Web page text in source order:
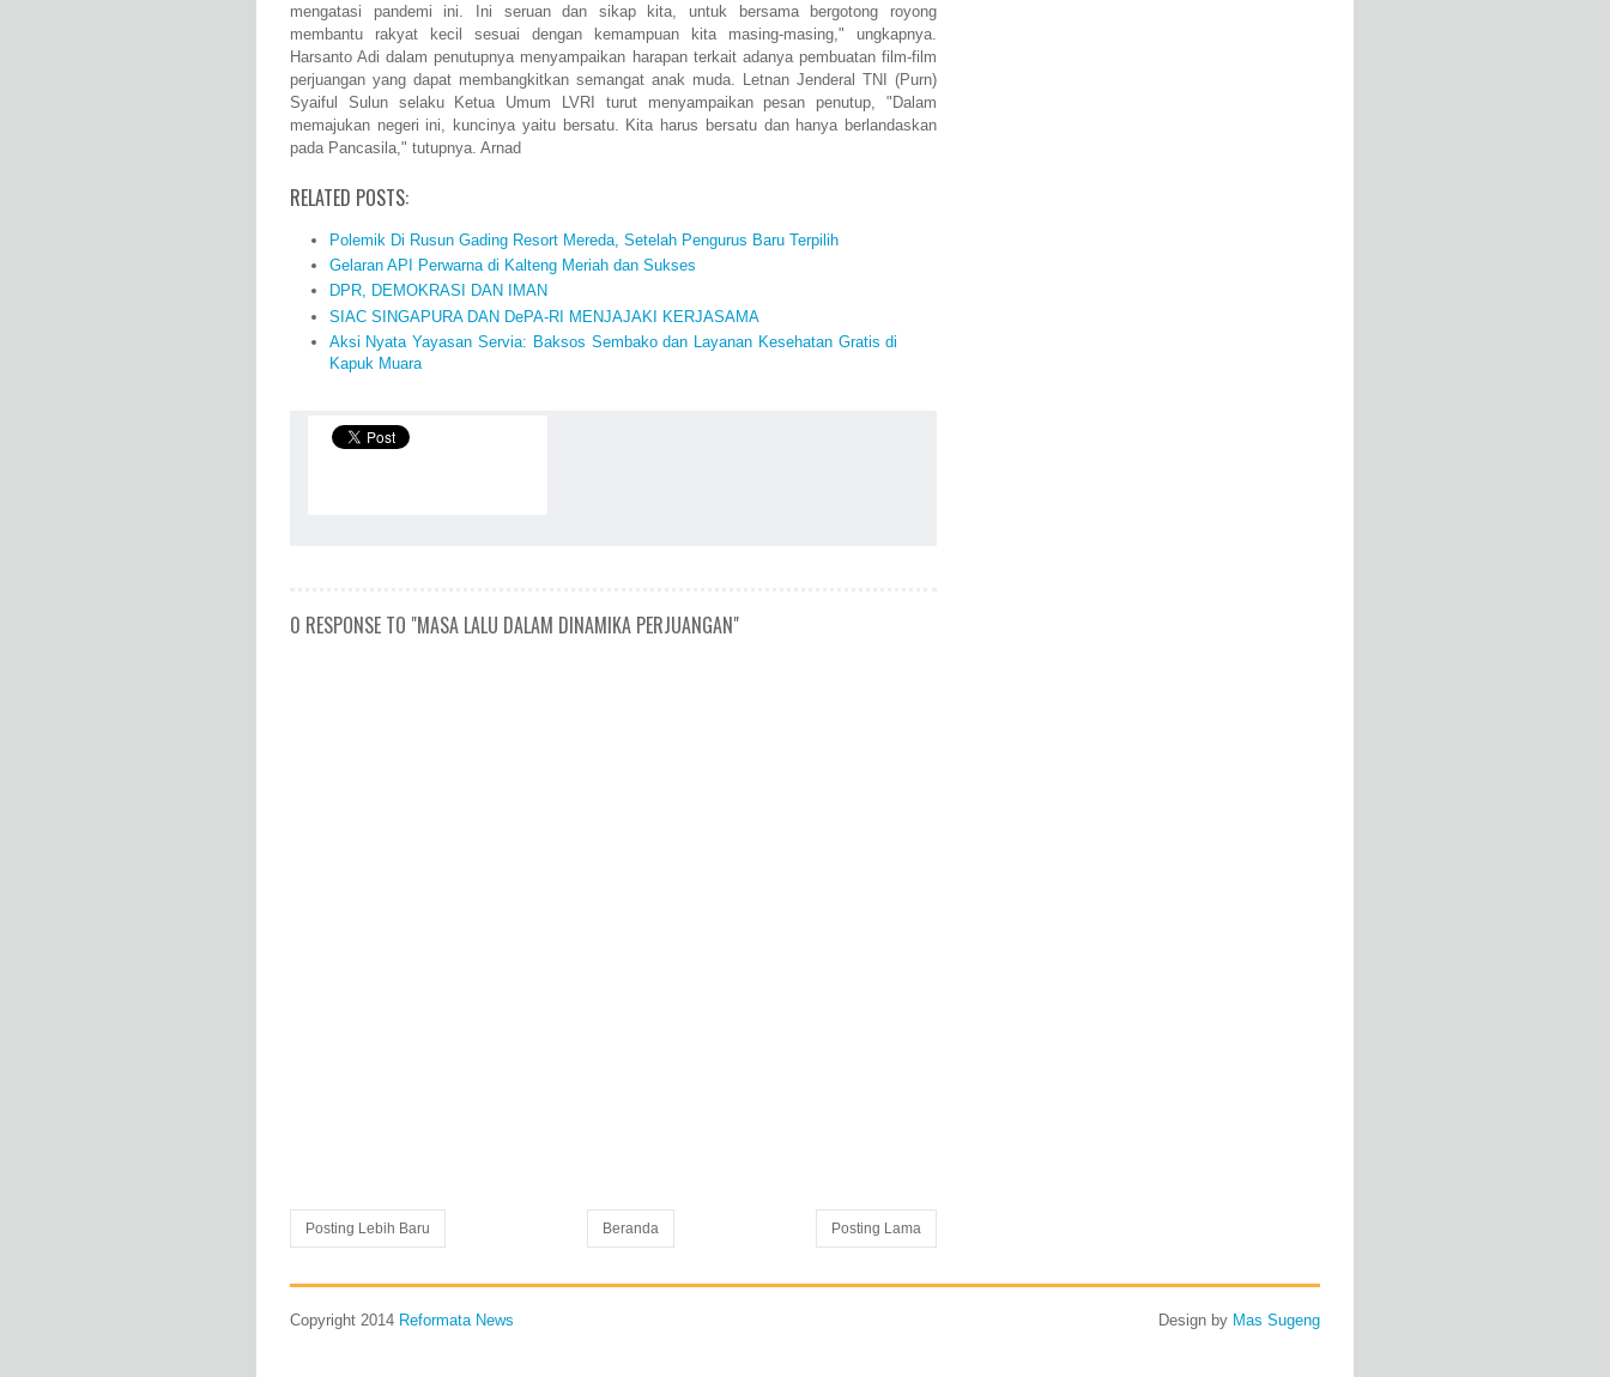
mengatasi pandemi ini. Ini seruan dan sikap kita, untuk bersama bergotong royong
membantu rakyat kecil sesuai dengan kemampuan kita masing-masing," ungkapnya.
Harsanto Adi dalam penutupnya menyampaikan harapan terkait adanya pembuatan film-film
perjuangan yang dapat membangkitkan semangat anak muda. Letnan Jenderal TNI (Purn)
Syaiful Sulun selaku Ketua Umum LVRI turut menyampaikan pesan penutup, "Dalam
memajukan negeri ini, kuncinya yaitu bersatu. Kita harus bersatu dan hanya berlandaskan
pada Pancasila," tutupnya. Arnad
RELATED POSTS:
Polemik Di Rusun Gading Resort Mereda, Setelah Pengurus Baru Terpilih
Gelaran API Perwarna di Kalteng Meriah dan Sukses
DPR, DEMOKRASI DAN IMAN
SIAC SINGAPURA DAN DePA-RI MENJAJAKI KERJASAMA
Aksi Nyata Yayasan Servia: Baksos Sembako dan Layanan Kesehatan Gratis di
Kapuk Muara
0 RESPONSE TO "MASA LALU DALAM DINAMIKA PERJUANGAN"
Posting Lebih Baru Posting Lama
Beranda
Copyright 2014 Reformata News Design by Mas Sugeng